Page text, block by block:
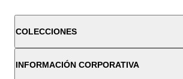
COLECCIONES
INFORMACIÓN CORPORATIVA